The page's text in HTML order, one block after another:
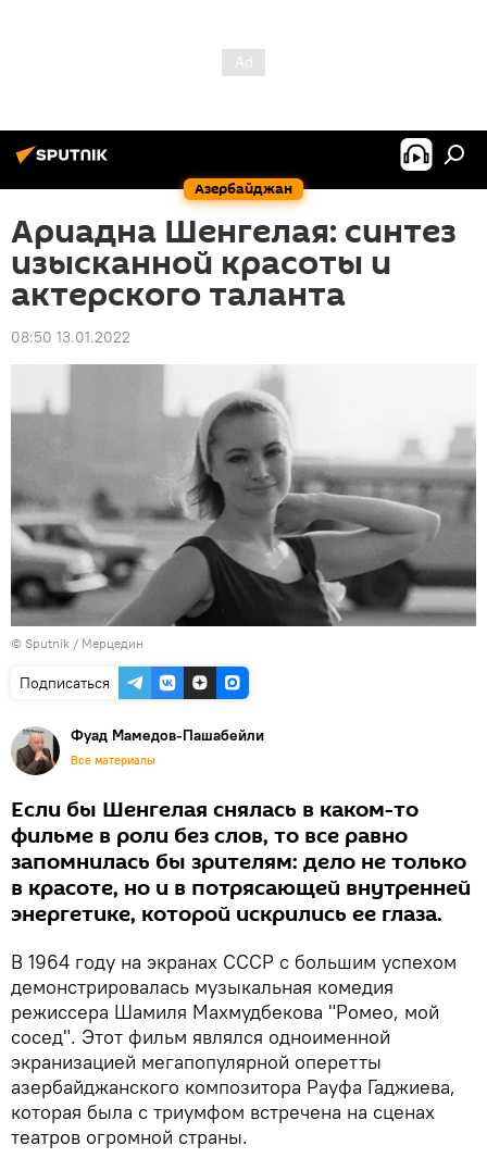
Азербайджан
Ариадна Шенгелая: синтез
изысканной красоты и
актерского таланта
08:50 13.01.2022
© Sputnik / Мерцедин
Подписаться
Фуад Мамедов-Пашабейли
Все материалы
Если бы Шенгелая снялась в каком-то
фильме в роли без слов, то все равно
запомнилась бы зрителям: дело не только
в красоте, но и в потрясающей внутренней
энергетике, которой искрились ее глаза.
В 1964 году на экранах СССР с большим успехом
демонстрировалась музыкальная комедия
режиссера Шамиля Махмудбекова "Ромео, мой
сосед". Этот фильм являлся одноименной
экранизацией мегапопулярной оперетты
азербайджанского композитора Рауфа Гаджиева,
которая была с триумфом встречена на сценах
театров огромной страны.